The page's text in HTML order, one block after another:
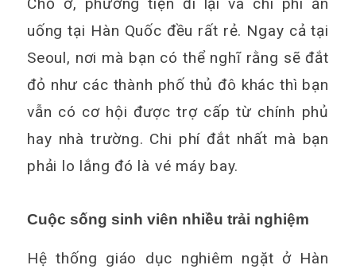
Chỗ ở, phương tiện đi lại và chi phí ăn
uống tại Hàn Quốc đều rất rẻ. Ngay cả tại
Seoul, nơi mà bạn có thể nghĩ rằng sẽ đắt
đỏ như các thành phố thủ đô khác thì bạn
vẫn có cơ hội được trợ cấp từ chính phủ
hay nhà trường. Chi phí đắt nhất mà bạn
phải lo lắng đó là vé máy bay.
Cuộc sống sinh viên nhiều trải nghiệm
Hệ thống giáo dục nghiêm ngặt ở Hàn